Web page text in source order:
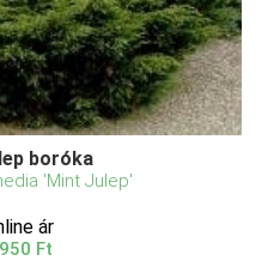
boróka
'Mint Julep'
ár
Ft